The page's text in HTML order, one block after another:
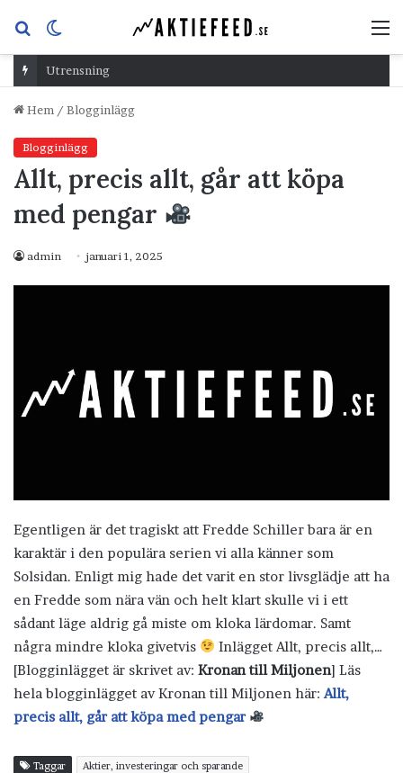
Sök
efterskin
Utrensning
Hem / Blogginlägg
Blogginlägg
Allt, precis allt, går att köpa
med pengar
admin januari 1, 2025
Egentligen är det tragiskt att Fredde Schiller bara är en
karaktär i den populära serien vi alla känner som
Solsidan. Enligt mig hade det varit en stor livsglädje att ha
en Fredde som nära vän och helt klart skulle vi i ett
sådant läge aldrig gå miste om kloka lärdomar. Samt
några mindre kloka givetvis
Inlägget Allt, precis allt,…
[Blogginlägget är skrivet av: Kronan till Miljonen] Läs
hela blogginlägget av Kronan till Miljonen här:Allt,
precis allt, går att köpa med pengar
Taggar Aktier, investeringar och sparande